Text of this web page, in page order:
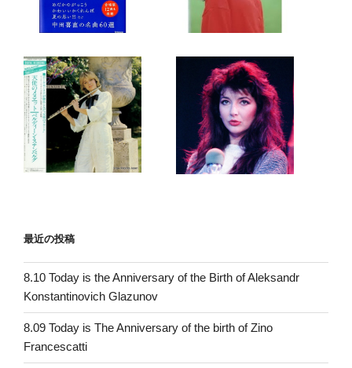
最近の投稿
8.10 Today is the Anniversary of the Birth of Aleksandr
Konstantinovich Glazunov
8.09 Today is The Anniversary of the birth of Zino
Francescatti